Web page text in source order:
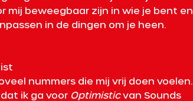
mij beweegbaar zijn in wie je bent en
in de dingen om je heen.
nummers die mij vrij doen voelen.
ik ga voor Optimistic van Sounds